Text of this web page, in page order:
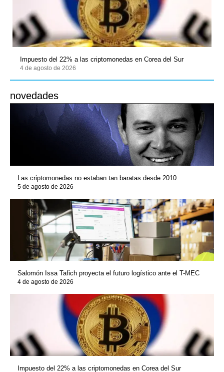
Impuesto del 22% a las criptomonedas en Corea del Sur
4 de agosto de 2026
novedades
Las criptomonedas no estaban tan baratas desde 2010
5 de agosto de 2026
Salomón Issa Tafich proyecta el futuro logístico ante el T-MEC
4 de agosto de 2026
Impuesto del 22% a las criptomonedas en Corea del Sur